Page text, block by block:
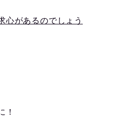
心があるのでしょう
！